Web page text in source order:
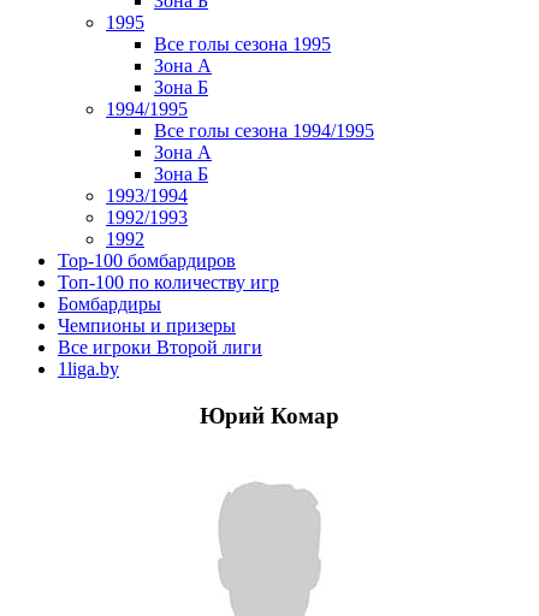
1995
Все голы сезона 1995
Зона А
Зона Б
1994/1995
Все голы сезона 1994/1995
Зона А
Зона Б
1993/1994
1992/1993
1992
Top-100 бомбардиров
Топ-100 по количеству игр
Бомбардиры
Чемпионы и призеры
Все игроки Второй лиги
1liga.by
Юрий Комар